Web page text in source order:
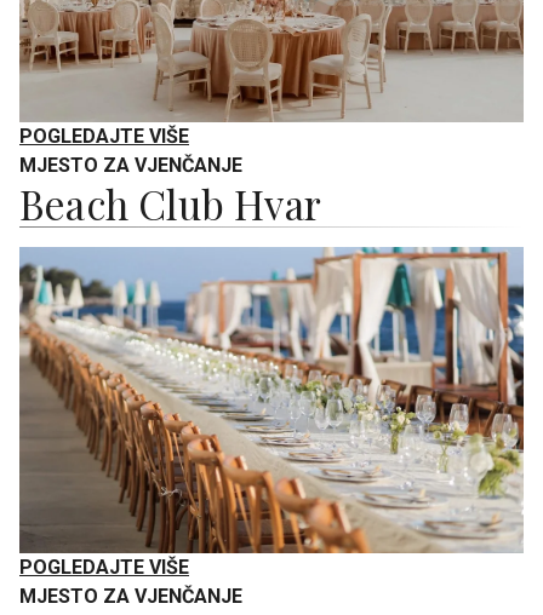
POGLEDAJTE VIŠE
MJESTO ZA VJENČANJE
Beach Club Hvar
POGLEDAJTE VIŠE
MJESTO ZA VJENČANJE